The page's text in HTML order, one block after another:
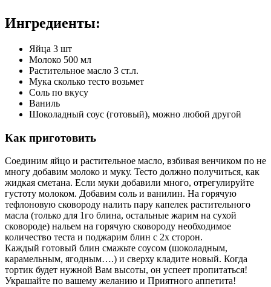
Ингредиенты:
Яйца 3 шт
Молоко 500 мл
Растительное масло 3 ст.л.
Мука сколько тесто возьмет
Соль по вкусу
Ваниль
Шоколадный соус (готовый), можно любой другой
Как приготовить
Соединим яйцо и растительное масло, взбивая венчиком по не
многу добавим молоко и муку. Тесто должно получиться, как
жидкая сметана. Если муки добавили много, отрегулируйте
густоту молоком. Добавим соль и ванилин. На горячую
тефлоновую сковороду налить пару капелек растительного
масла (только для 1го блина, остальные жарим на сухой
сковороде) нальем на горячую сковороду необходимое
количество теста и поджарим блин с 2х сторон.
Каждый готовый блин смажьте соусом (шоколадным,
карамельным, ягодным….) и сверху кладите новый. Когда
тортик будет нужной Вам высоты, он успеет пропитаться!
Украшайте по вашему желанию и Приятного аппетита!